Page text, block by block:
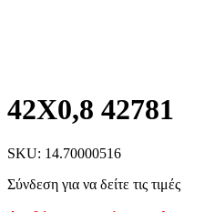
42X0,8 42781
SKU: 14.70000516
Σύνδεση για να δείτε τις τιμές